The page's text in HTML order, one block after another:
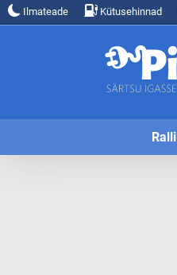
Ilmateade Kütusehinnad
Ralli